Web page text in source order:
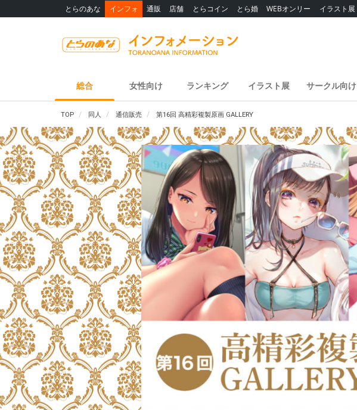
とらのあな インフォ 通販 店舗 とらコイン とら婚 WEBオンリー イラスト展
総合 女性向け ランキング イラスト展 サークル向け
TOP 同人 通信販売 第16回 高精彩複製原画 GALLERY